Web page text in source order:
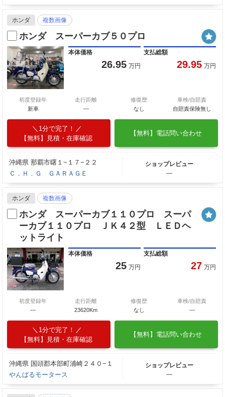
ホンダ 複数画像
ホンダ スーパーカブ５０プロ
本体価格
26.95 万円
支払総額
29.95 万円
初度登録年
新車
走行距離
—
修復歴
なし
車検/自賠責
自賠責保険無し
1分で完了！
【無料】見積・在庫確認
【無料】電話問い合わせ
沖縄県 那覇市曙１−１７−２２
Ｃ．Ｈ．Ｇ ＧＡＲＡＧＥ
ショップレビュー
―
ホンダ 複数画像
ホンダ スーパーカブ１１０プロ スーパ
ーカブ１１０プロ ＪＫ４２型 ＬＥＤヘ
ットライト
本体価格
25 万円
支払総額
27 万円
初度登録年
—
走行距離
23620Km
修復歴
なし
車検/自賠責
―
1分で完了！
【無料】見積・在庫確認
【無料】電話問い合わせ
沖縄県 国頭郡本部町浦崎２４０−１
やんばるモータース
ショップレビュー
―